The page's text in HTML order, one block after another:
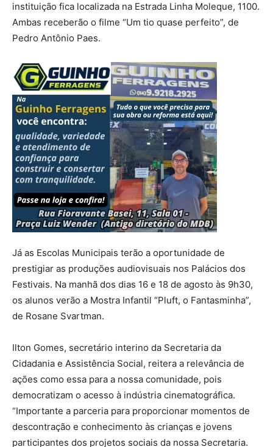
instituição fica localizada na Estrada Linha Moleque, 1100.
Ambas receberão o filme “Um tio quase perfeito”, de
Pedro Antônio Paes.
Já as Escolas Municipais terão a oportunidade de
prestigiar as produções audiovisuais nos Palácios dos
Festivais. Na manhã dos dias 16 e 18 de agosto às 9h30,
os alunos verão a Mostra Infantil “Pluft, o Fantasminha”,
de Rosane Svartman.
Ilton Gomes, secretário interino da Secretaria da
Cidadania e Assistência Social, reitera a relevância de
ações como essa para a nossa comunidade, pois
democratizam o acesso à indústria cinematográfica.
“Importante a parceria para proporcionar momentos de
descontração e conhecimento às crianças e jovens
participantes dos projetos sociais da nossa Secretaria.